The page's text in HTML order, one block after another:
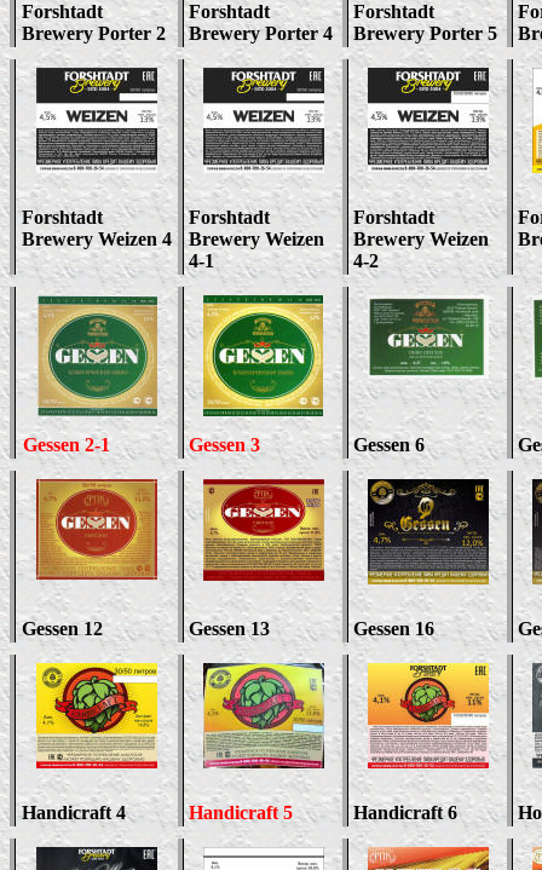
Forshtadt
Brewery Porter 2
Forshtadt
Brewery Porter 4
Forshtadt
Brewery Porter5
Forshtadt
Brewery Weizen 4
Forshtadt
Brewery Weizen
4-1
Forshtadt
Brewery Weizen
4-2
Gessen2-1 Gessen3 Gessen6
Gessen12 Gessen13 Gessen16
Handicraft 4 Handicraft5 Handicraft6